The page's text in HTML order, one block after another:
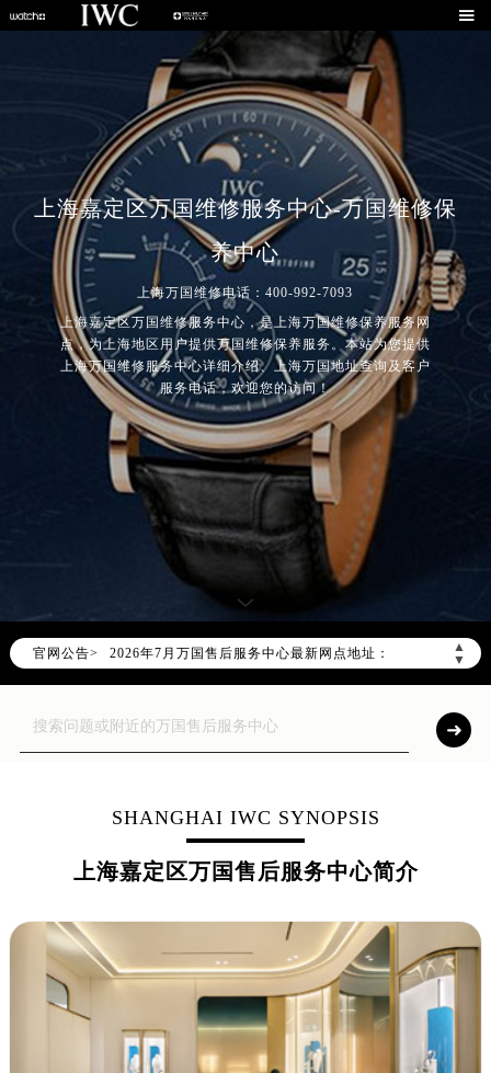

上海嘉定区万国维修服务中心-万国维修保
养中心
上海万国维修电话：400-992-7093
上海嘉定区万国维修服务中心，是上海万国维修保养服务网
点，为上海地区用户提供万国维修保养服务。本站为您提供
上海万国维修服务中心详细介绍、上海万国地址查询及客户
服务电话，欢迎您的访问！
官网公告>
▲
▼
2026年7月万国上海市售后服务网络优化升级公告
2026年7月上海市万国官方售后客户服务热线：400-992-7093
2026年7月万国售后服务中心最新网点地址：
上海市徐汇区虹桥路3号港汇中心写字楼2座37层3705室（需提前预约）
SHANGHAI IWC SYNOPSIS
上海嘉定区万国售后服务中心简介